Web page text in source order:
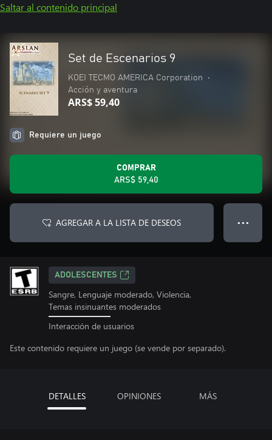
Saltar al contenido principal
Set de Escenarios 9
KOEI TECMO AMERICA Corporation
•
Acción y aventura
ARS$ 59,40
Requiere un juego
COMPRAR
ARS$ 59,40
AGREGAR A LA LISTA DE DESEOS ● ● ●
ADOLESCENTES
Sangre, Lenguaje moderado, Violencia,
Temas insinuantes moderados
Interacción de usuarios
Este contenido requiere un juego (se vende por separado).
DETALLES OPINIONES MÁS